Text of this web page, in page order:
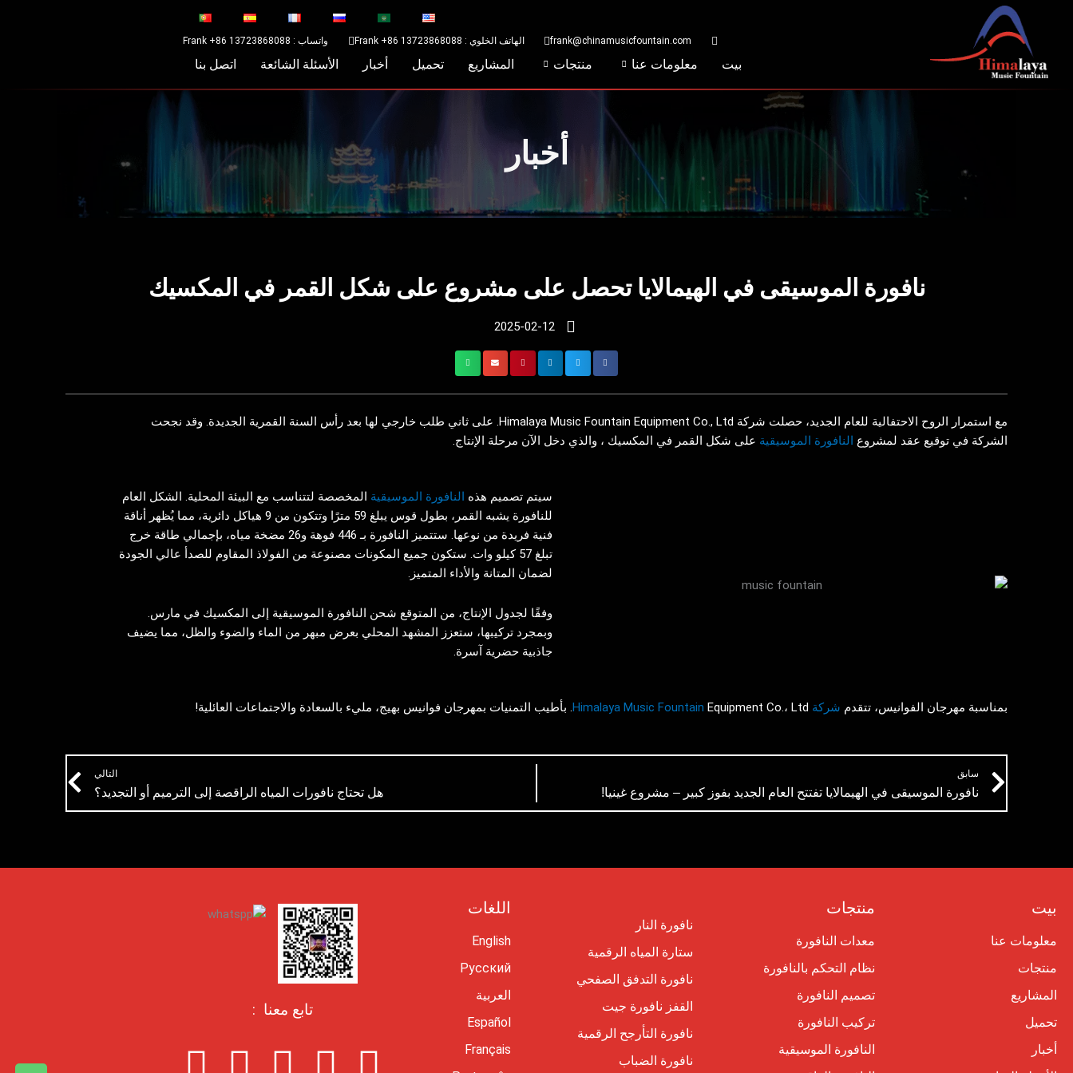
frank@chinamusicfountain.com الهاتف الخلوي : Frank +86 13723868088 واتساب : Frank +86 13723868088
بيت معلومات عنا منتجات المشاريع تحميل أخبار الأسئلة الشائعة اتصل بنا
أخبار
نافورة الموسيقى في الهيمالايا تحصل على مشروع على شكل القمر في المكسيك
2025-02-12
مع استمرار الروح الاحتفالية للعام الجديد، حصلت شركة Himalaya Music Fountain Equipment Co., Ltd. على ثاني طلب خارجي لها بعد رأس السنة القمرية الجديدة. وقد نجحت
الشركة في توقيع عقد لمشروع النافورة الموسيقية على شكل القمر في المكسيك ، والذي دخل الآن مرحلة الإنتاج.
سيتم تصميم هذه النافورة الموسيقية المخصصة لتتناسب مع البيئة المحلية. الشكل العام
للنافورة يشبه القمر، بطول قوس يبلغ 59 مترًا وتتكون من 9 هياكل دائرية، مما يُظهر أناقة
فنية فريدة من نوعها. ستتميز النافورة بـ 446 فوهة و26 مضخة مياه، بإجمالي طاقة خرج
تبلغ 57 كيلو وات. ستكون جميع المكونات مصنوعة من الفولاذ المقاوم للصدأ عالي الجودة
لضمان المتانة والأداء المتميز.
وفقًا لجدول الإنتاج، من المتوقع شحن النافورة الموسيقية إلى المكسيك في مارس.
وبمجرد تركيبها، ستعزز المشهد المحلي بعرض مبهر من الماء والضوء والظل، مما يضيف
جاذبية حضرية آسرة.
بمناسبة مهرجان الفوانيس، تتقدم شركة Himalaya Music Fountain Equipment Co.، Ltd. بأطيب التمنيات بمهرجان فوانيس بهيج، مليء بالسعادة والاجتماعات العائلية!
Prev
سابق
نافورة الموسيقى في الهيمالايا تفتتح العام الجديد بفوز كبير – مشروع غينيا!
التالي
هل تحتاج نافورات المياه الراقصة إلى الترميم أو التجديد؟
Next
بيت
معلومات عنا
منتجات
المشاريع
تحميل
أخبار
منتجات
معدات النافورة
نظام التحكم بالنافورة
تصميم النافورة
تركيب النافورة
النافورة الموسيقية
نافورة النار
ستارة المياه الرقمية
نافورة التدفق الصفحي
القفز نافورة جيت
نافورة التأرجح الرقمية
نافورة الضباب
اللغات
English
Русский
العربية
Español
Français
تابع معنا :